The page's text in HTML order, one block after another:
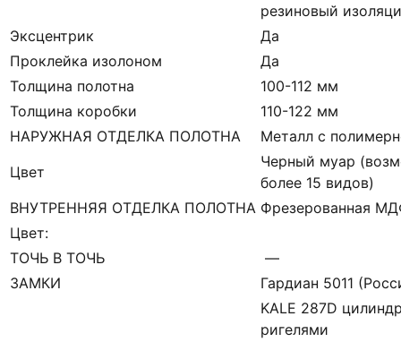
резиновый
Эксцентрик
Да
Проклейка изолоном
Да
Толщина полотна
100-112 мм
Толщина коробки
110-122 мм
НАРУЖНАЯ ОТДЕЛКА ПОЛОТНА
Металл с
Цвет
Черный муар
более 15 видов)
ВНУТРЕННЯЯ ОТДЕЛКА ПОЛОТНА Фрезерованная
Цвет:
ТОЧЬ В ТОЧЬ
—
ЗАМКИ
Гардиан 5011
KALE 287D
ригелями